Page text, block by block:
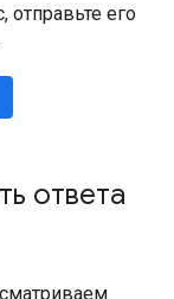
отправьте его
ответа